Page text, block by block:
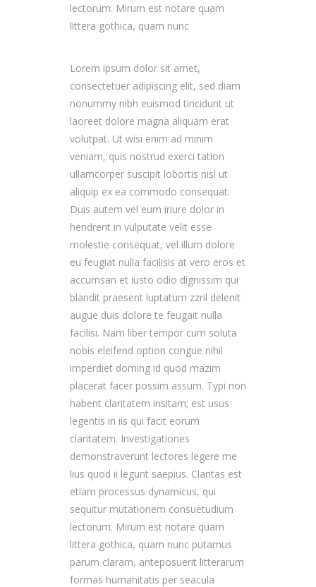
lectorum. Mirum est notare quam
littera gothica, quam nunc
Lorem ipsum dolor sit amet,
consectetuer adipiscing elit, sed diam
nonummy nibh euismod tincidunt ut
laoreet dolore magna aliquam erat
volutpat. Ut wisi enim ad minim
veniam, quis nostrud exerci tation
ullamcorper suscipit lobortis nisl ut
aliquip ex ea commodo consequat.
Duis autem vel eum iriure dolor in
hendrerit in vulputate velit esse
molestie consequat, vel illum dolore
eu feugiat nulla facilisis at vero eros et
accumsan et iusto odio dignissim qui
blandit praesent luptatum zzril delenit
augue duis dolore te feugait nulla
facilisi. Nam liber tempor cum soluta
nobis eleifend option congue nihil
imperdiet doming id quod mazim
placerat facer possim assum. Typi non
habent claritatem insitam; est usus
legentis in iis qui facit eorum
claritatem. Investigationes
demonstraverunt lectores legere me
lius quod ii legunt saepius. Claritas est
etiam processus dynamicus, qui
sequitur mutationem consuetudium
lectorum. Mirum est notare quam
littera gothica, quam nunc putamus
parum claram, anteposuerit litterarum
formas humanitatis per seacula